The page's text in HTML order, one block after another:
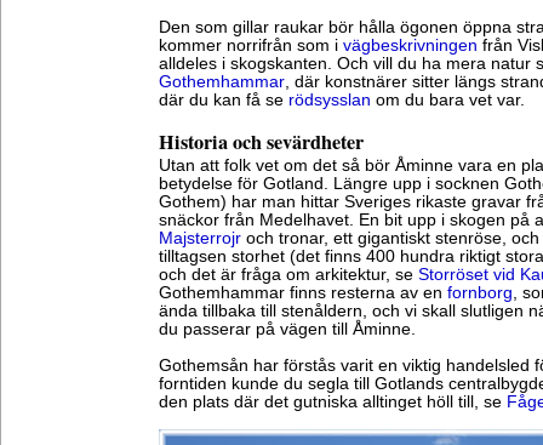
Den som gillar raukar bör hålla ögonen öppna
kommer norrifrån som i vägbeskrivningen från
alldeles i skogskanten. Och vill du ha mera natur
Gothemhammar, där konstnärer sitter längs
där du kan få se rödsysslan om du bara vet var.
Historia och sevärdheter
Utan att folk vet om det så bör Åminne vara en
betydelse för Gotland. Längre upp i socknen
Gothem) har man hittar Sveriges rikaste gravar
snäckor från Medelhavet. En bit upp i skogen på
Majsterrojr och tronar, ett gigantiskt stenröse,
tilltagsen storhet (det finns 400 hundra riktigt
och det är fråga om arkitektur, se Storröset vid
Gothemhammar finns resterna av en fornborg,
ända tillbaka till stenåldern, och vi skall slutligen
du passerar på vägen till Åminne.
Gothemsån har förstås varit en viktig handelsled
forntiden kunde du segla till Gotlands
den plats där det gutniska alltinget höll till, se